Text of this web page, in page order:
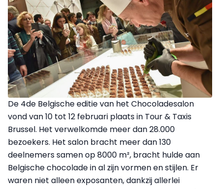
De 4de Belgische editie van het Chocoladesalon
vond van 10 tot 12 februari plaats in Tour & Taxis
Brussel. Het verwelkomde meer dan 28.000
bezoekers. Het salon bracht meer dan 130
deelnemers samen op 8000 m², bracht hulde aan
Belgische chocolade in al zijn vormen en stijlen. Er
waren niet alleen exposanten, dankzij allerlei